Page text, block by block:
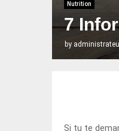
Nutrition
7
by
Si tu te